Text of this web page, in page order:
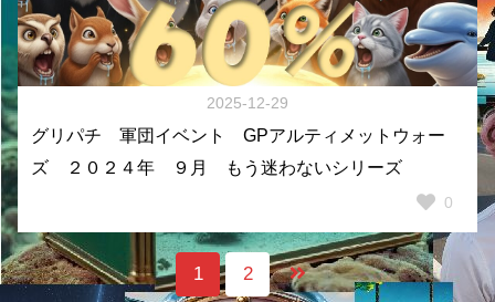
2025-12-29
グリパチ 軍団イベント GPアルティメットウォー
ズ ２０２４年 ９月 もう迷わないシリーズ
0
1 2